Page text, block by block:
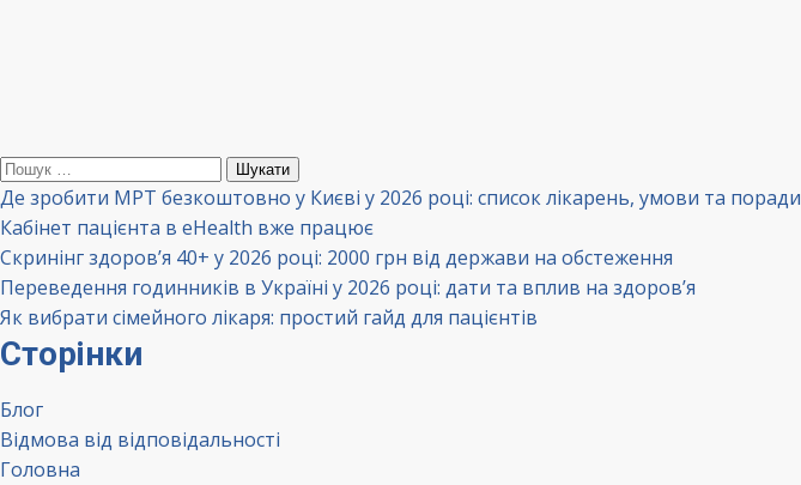
Пошук:
Де зробити МРТ безкоштовно у Києві у 2026 році: список лікарень, умови та поради
Кабінет пацієнта в eHealth вже працює
Скринінг здоров’я 40+ у 2026 році: 2000 грн від держави на обстеження
Переведення годинників в Україні у 2026 році: дати та вплив на здоров’я
Як вибрати сімейного лікаря: простий гайд для пацієнтів
Сторінки
Блог
Відмова від відповідальності
Головна